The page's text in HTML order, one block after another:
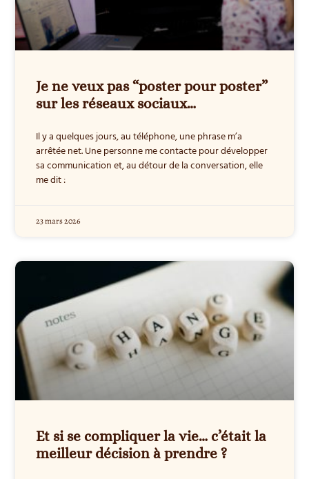
Je ne veux pas “poster pour poster”
sur les réseaux sociaux…
Il y a quelques jours, au téléphone, une phrase m’a
arrêtée net. Une personne me contacte pour développer
sa communication et, au détour de la conversation, elle
me dit :
23 mars 2026
Et si se compliquer la vie… c’était la
meilleur décision à prendre ?